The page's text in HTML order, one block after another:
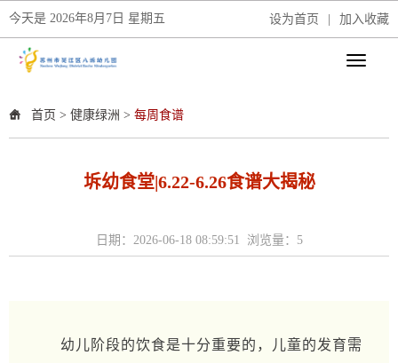
今天是 2026年8月7日 星期五 设为首页 加入收藏
首页 > 健康绿洲 > 每周食谱
坼幼食堂|6.22-6.26食谱大揭秘
日期：2026-06-18 08:59:51 浏览量： 5
幼儿阶段的饮食是十分重要的，
儿童的发育需